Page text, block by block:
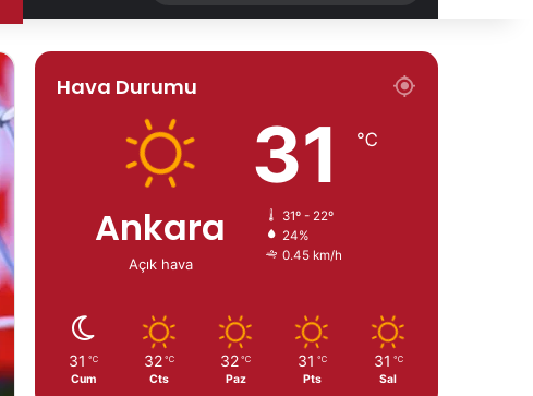
yap
Hava Durumu
Ankara
Açık hava
31 ℃
31º - 22º
24%
0.45 km/h
31 ℃
Cum
32 ℃
Cts
32 ℃
Paz
31 ℃
Pts
31 ℃
Sal